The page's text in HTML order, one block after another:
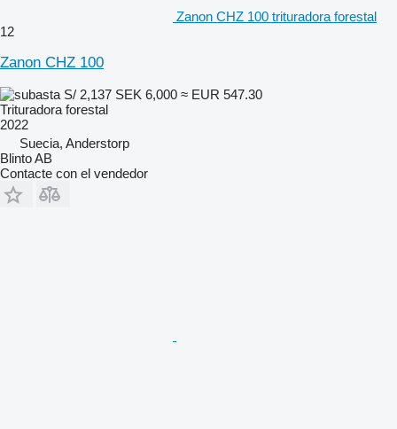
Zanon CHZ 100 trituradora forestal
12
Zanon CHZ 100
S/ 2,137 SEK 6,000 ≈ EUR 547.30
Trituradora forestal
2022
Suecia, Anderstorp
Blinto AB
Contacte con el vendedor